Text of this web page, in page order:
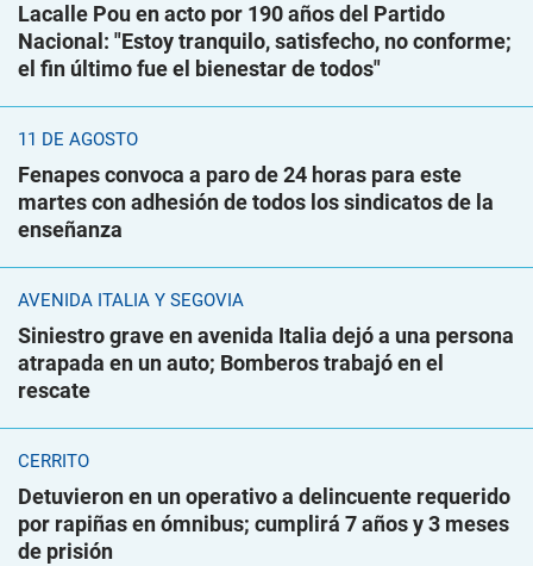
Lacalle Pou en acto por 190 años del Partido
Nacional: "Estoy tranquilo, satisfecho, no conforme;
el fin último fue el bienestar de todos"
11 DE AGOSTO
Fenapes convoca a paro de 24 horas para este
martes con adhesión de todos los sindicatos de la
enseñanza
AVENIDA ITALIA Y SEGOVIA
Siniestro grave en avenida Italia dejó a una persona
atrapada en un auto; Bomberos trabajó en el
rescate
CERRITO
Detuvieron en un operativo a delincuente requerido
por rapiñas en ómnibus; cumplirá 7 años y 3 meses
de prisión